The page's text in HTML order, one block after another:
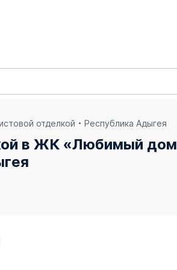
отделкой Республика Адыгея
в ЖК «Любимый дом